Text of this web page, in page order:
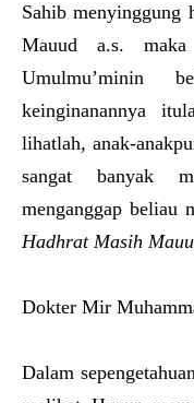
Sahib
Mauud a.s.
Umulmu’minin
keinginanannya
lihatlah, anak-
sangat banyak
menganggap beliau
Hadhrat Masih
Dokter Mir
Dalam